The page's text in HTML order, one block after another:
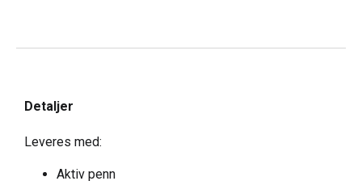
Detaljer
Leveres med:
Aktiv penn